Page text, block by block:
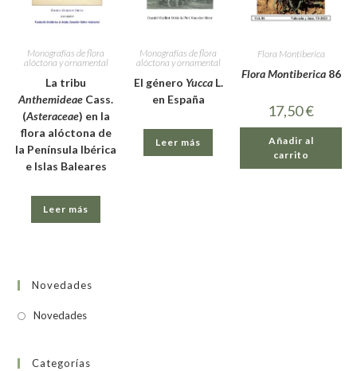
Monografías de flora
alóctona y ornamental
La tribu
Anthemideae Cass.
(Asteraceae) en la
flora alóctona de
la Península Ibérica
e Islas Baleares
Leer más
Monografías de flora
alóctona y ornamental
El género YuccaL.
en España
Leer más
Flora Montiberica
Flora Montiberica86
17,50€
Añadir al
carrito
Novedades
Novedades
Categorías